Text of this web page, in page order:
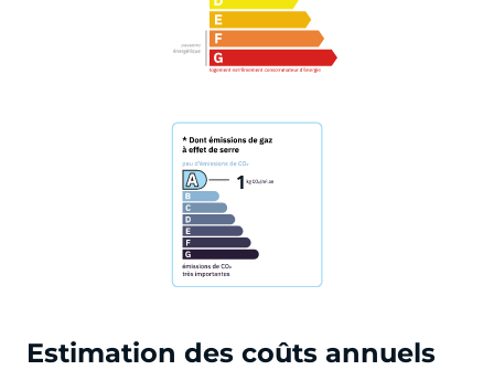
1
Estimation des coûts annuels